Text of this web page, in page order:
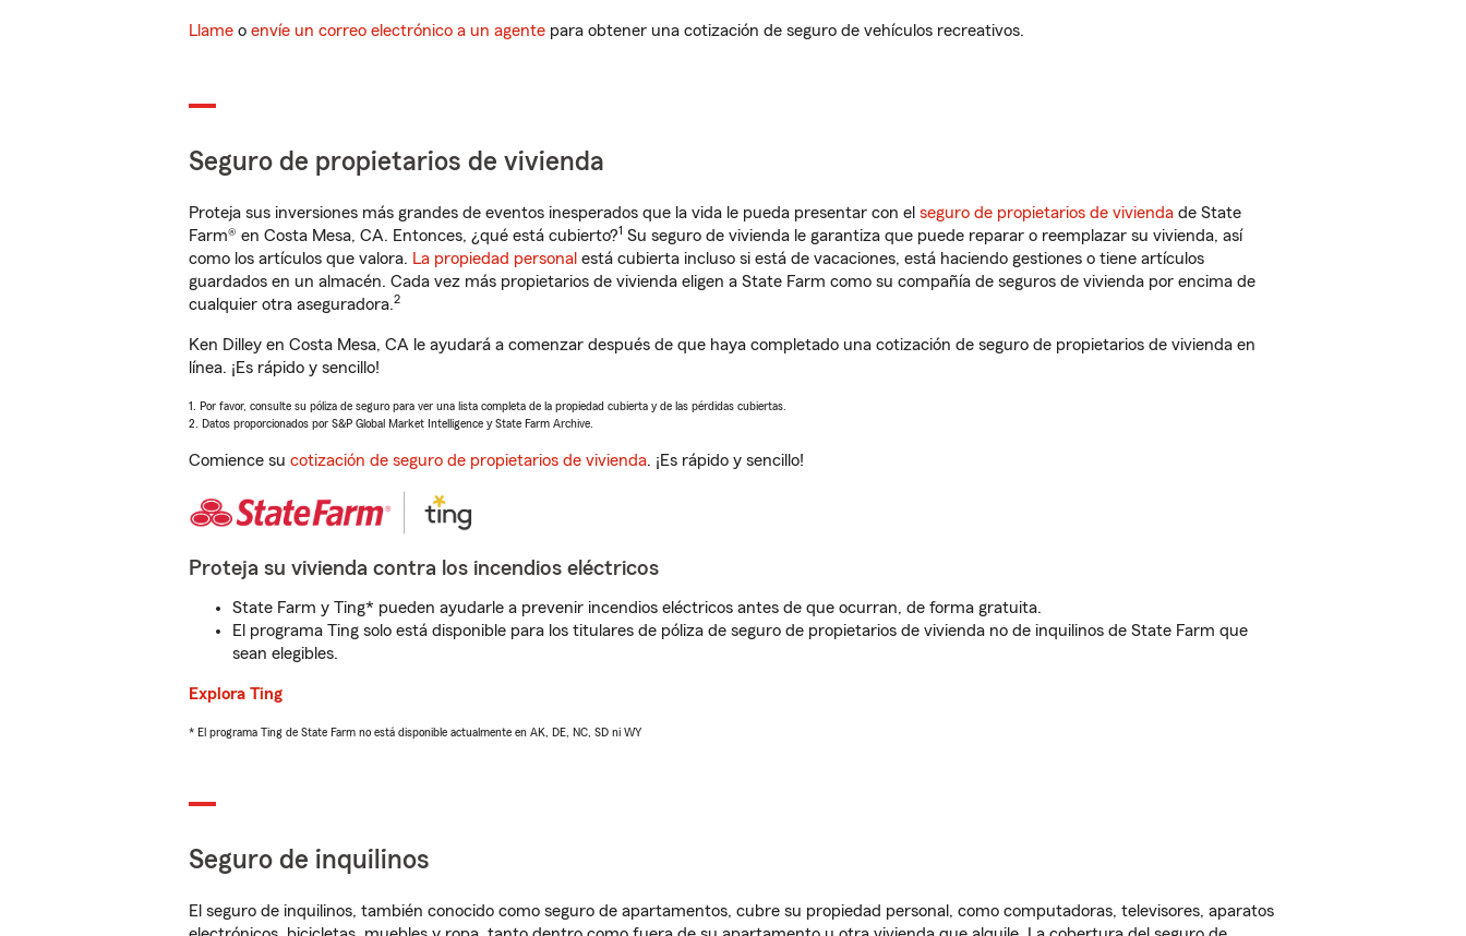
Llame o envíe un correo electrónico a un agente para obtener una cotización de seguro de vehículos recreativos.
Seguro de propietarios de vivienda
Proteja sus inversiones más grandes de eventos inesperados que la vida le pueda presentar con el seguro de propietarios de vivienda de State
Farm® en Costa Mesa, CA. Entonces, ¿qué está cubierto?1 Su seguro de vivienda le garantiza que puede reparar o reemplazar su vivienda, así
como los artículos que valora. La propiedad personal está cubierta incluso si está de vacaciones, está haciendo gestiones o tiene artículos
guardados en un almacén. Cada vez más propietarios de vivienda eligen a State Farm como su compañía de seguros de vivienda por encima de
cualquier otra aseguradora.2
Ken Dilley en Costa Mesa, CA le ayudará a comenzar después de que haya completado una cotización de seguro de propietarios de vivienda en
línea. ¡Es rápido y sencillo!
1. Por favor, consulte su póliza de seguro para ver una lista completa de la propiedad cubierta y de las pérdidas cubiertas.
2. Datos proporcionados por S&P Global Market Intelligence y State Farm Archive.
Comience su cotización de seguro de propietarios de vivienda. ¡Es rápido y sencillo!
Proteja su vivienda contra los incendios eléctricos
State Farm y Ting* pueden ayudarle a prevenir incendios eléctricos antes de que ocurran, de forma gratuita.
El programa Ting solo está disponible para los titulares de póliza de seguro de propietarios de vivienda no de inquilinos de State Farm que
sean elegibles.
Explora Ting
* El programa Ting de State Farm no está disponible actualmente en AK, DE, NC, SD ni WY
Seguro de inquilinos
El seguro de inquilinos, también conocido como seguro de apartamentos, cubre su propiedad personal, como computadoras, televisores, aparatos